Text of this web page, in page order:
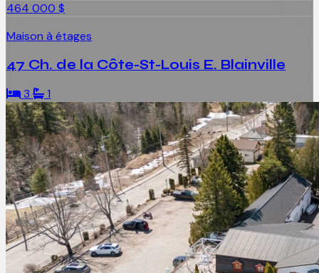
464 000 $
Maison à étages
47 Ch. de la Côte-St-Louis E. Blainville
3 1